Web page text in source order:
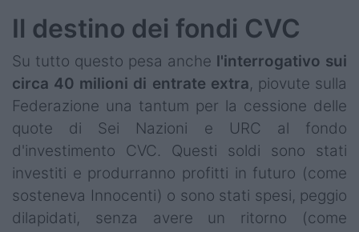
Il destino dei fondi CVC
Su tutto questo pesa anche l'interrogativo sui
circa 40 milioni di entrate extra, piovute sulla
Federazione una tantum per la cessione delle
quote di Sei Nazioni e URC al fondo
d'investimento CVC. Questi soldi sono stati
investiti e produrranno profitti in futuro (come
sosteneva Innocenti) o sono stati spesi, peggio
dilapidati, senza avere un ritorno (come